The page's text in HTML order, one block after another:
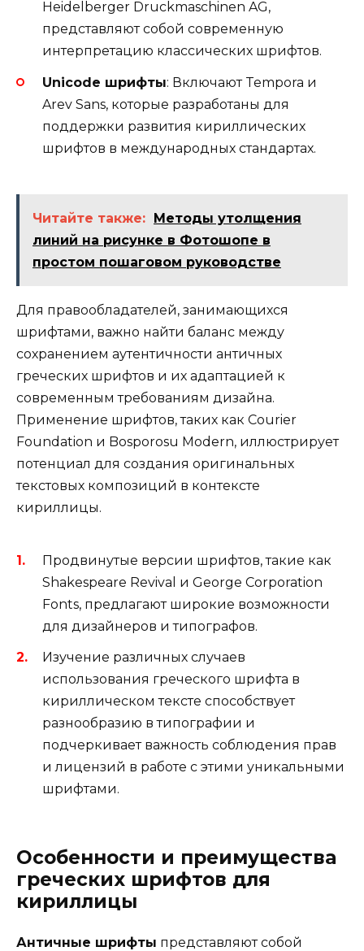
Heidelberger Druckmaschinen AG,
представляют собой современную
интерпретацию классических шрифтов.
Unicode шрифты: Включают Tempora и
Arev Sans, которые разработаны для
поддержки развития кириллических
шрифтов в международных стандартах.
Читайте также: Методы утолщения
линий на рисунке в Фотошопе в
простом пошаговом руководстве
Для правообладателей, занимающихся
шрифтами, важно найти баланс между
сохранением аутентичности античных
греческих шрифтов и их адаптацией к
современным требованиям дизайна.
Применение шрифтов, таких как Courier
Foundation и Bosporosu Modern, иллюстрирует
потенциал для создания оригинальных
текстовых композиций в контексте
кириллицы.
Продвинутые версии шрифтов, такие как
Shakespeare Revival и George Corporation
Fonts, предлагают широкие возможности
для дизайнеров и типографов.
Изучение различных случаев
использования греческого шрифта в
кириллическом тексте способствует
разнообразию в типографии и
подчеркивает важность соблюдения прав
и лицензий в работе с этими уникальными
шрифтами.
Особенности и преимущества
греческих шрифтов для
кириллицы
Античные шрифты представляют собой